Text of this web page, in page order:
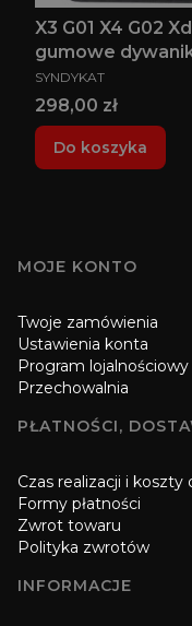
X3 G01 X4 G02
gumowe
BMW
PRODUCENT
SYNDYKAT
Cena
298,00 zł
Do koszyka
Linki w stopce
MOJE KONTO
Twoje zamówienia
Ustawienia konta
Program lojalnościowy
Przechowalnia
PŁATNOŚCI,
Czas realizacji i koszty
Formy płatności
Zwrot towaru
Polityka zwrotów
INFORMACJE